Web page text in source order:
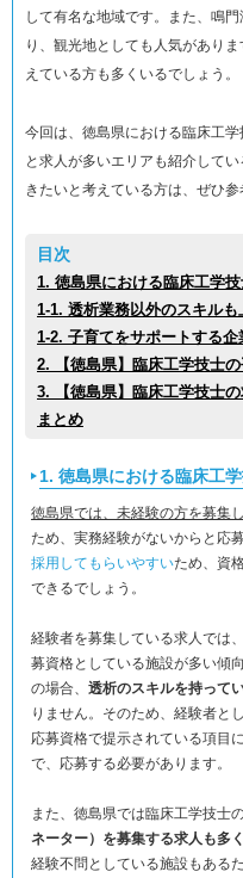
して有名な地域です。また、鳴
り、観光地としても人気があり
えている方も多くいるでしょう。
今回は、徳島県における臨床工
と求人が多いエリアも紹介して
きたいと考えている方は、ぜひ参
目次
1. 徳島県における臨床工学
1-1. 透析業務以外のスキル
1-2. 子育てをサポートする
2. 【徳島県】臨床工学技士
3. 【徳島県】臨床工学技士
まとめ
1. 徳島県における臨床工
徳島県では、未経験の方を募集
ため、実務経験がないからと応
採用してもらいやすいため、資
できるでしょう。
経験者を募集している求人では、
募資格としている施設が多い傾
の場合、 透析のスキルを持って
りません。そのため、経験者と
応募資格で提示されている項目
で、応募する必要があります。
また、徳島県では臨床工学技士
ネーター）を募集する求人も多
経験不問としている施設もある